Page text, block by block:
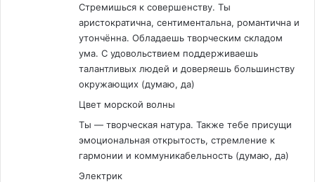
Стремишься к совершенству. Ты
аристократична, сентиментальна, романтична и
утончённа. Обладаешь творческим складом
ума. С удовольствием поддерживаешь
талантливых людей и доверяешь большинству
окружающих (думаю, да)
Цвет морской волны
Ты — творческая натура. Также тебе присущи
эмоциональная открытость, стремление к
гармонии и коммуникабельность (думаю, да)
Электрик